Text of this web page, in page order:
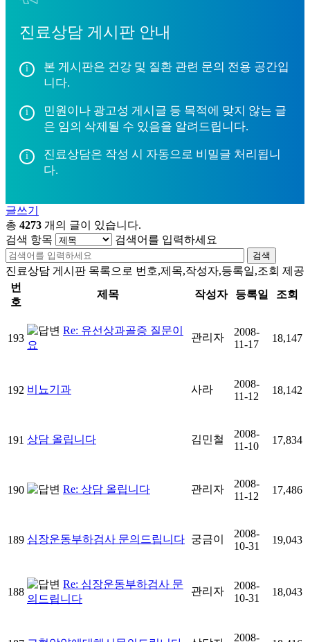
진료상담 게시판 안내
본 게시판은 건강 및 질환 관련 문의 전용 공간입
니다.
민원이나 광고성 게시글 등 목적에 맞지 않는 글
은 임의 삭제될 수 있음을 알려드립니다.
진료상담은 작성 시 자동으로 비밀글 처리됩니
다.
글쓰기
총 4273 개의 글이 있습니다.
검색 항목
검색어를 입력하세요
검색
진료상담 게시판 목록으로 번호,제목,작성자,등록일,조회 제공
번
호
제목 작성자 등록일 조회
193
Re: 유선상과골증 질문이
요
관리자
2008-
11-17
18,147
192 비뇨기과 사라
2008-
11-12
18,142
191 상담 올립니다 김민철
2008-
11-10
17,834
190 Re: 상담 올립니다 관리자
2008-
11-12
17,486
189 심장운동부하검사 문의드립니다 궁금이
2008-
10-31
19,043
188
Re: 심장운동부하검사 문
의드립니다
관리자
2008-
10-31
18,043
2008-